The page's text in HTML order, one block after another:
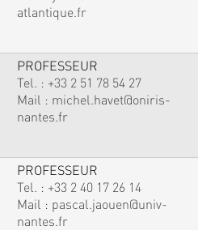
atlantique.fr
PROFESSEUR
Tel. : +33 2 51 78 54 27
Mail : michel.havet@oniris-
nantes.fr
PROFESSEUR
Tel. : +33 2 40 17 26 14
Mail : pascal.jaouen@univ-
nantes.fr